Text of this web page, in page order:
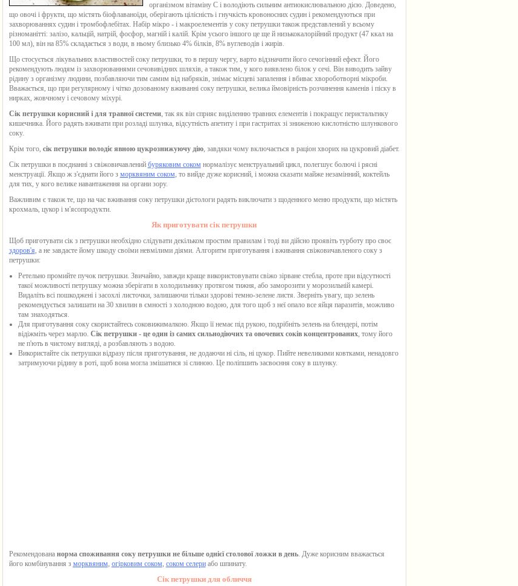
організмом вітаміну С і володіють сильним антиокислювальною дією. Доведено,
що овочі і фрукти, що містять біофлаваноїди, оберігають цілісність і гнучкість кровоносних судин і рекомендуються при
захворюваннях судин і тромбофлебітах. Набір мікро - і макроелементів у соку петрушкитакож представлений у всьому
різноманітті: залізо, кальцій, натрій, фосфор, магній і калій. Крім усього іншого це ще й низькокалорійний продукт (47 ккал на
100 мл), він на 85% складається з води, в ньому близько 4% білків, 8% вуглеводів і жирів.
Що стосується лікувальних властивостей соку петрушки, то в першу чергу, варто відзначити його сечогінний ефект. Його
рекомендують людям із захворюваннями сечовивідних шляхів, а також тим, у кого виявлено білок у сечі. Він виводить зайву
рідину з організму людини, позбавляючи тим самим від набряків, знімає місцеві запалення і вбиває хвороботворні мікроби.
Вважається, що при регулярному і чітко дозованому вживанні соку петрушки, велика ймовірність розчинення каменів і піску в
нирках, жовчному і сечовому міхурі.
Сік петрушки корисний і для травної системи, так як він сприяє виділенню травних елементів і покращує перистальтику
кишечника. Його радять вживати при розладі шлунка, відсутність апетиту і при гастритах зі зниженою кислотністю шлункового
соку.
Крім того, сік петрушки володіє явною цукрознижуючу дію, завдяки чому включається в раціон хворих на цукровий діабет.
Сік петрушкив поєднанні з свіжовичавлений буряковим соком нормалізує менструальний цикл, полегшує болючі і рясні
менструації. Якщо ж з'єднати його з морквяним соком, то вийде дуже корисний, і можна сказати майже незамінний, коктейль
для тих, у кого велике навантаження на органи зору.
Важливим є також те, що на час вживання соку петрушкидієтологи радять виключати з щоденного меню продукти, що містять
крохмаль, цукор і м'ясопродукти.
Як приготувати сік петрушки
Щоб приготувати сік з петрушкинеобхідно слідувати декільком простим правилам і тоді ви дійсно проявіть турботу про своє
здоров'я, а не завдасте йому шкоду своїми невмілими діями. Алгоритм приготування і вживання свіжовичавленого соку з
петрушки:
Ретельно промийте пучок петрушки. Звичайно, завжди краще використовувати свіжо зірване стебла, проте при відсутності
такої можливості петрушку можна зберігати в холодильнику протягом тижня, або заморозити у морозильній камері.
Видаліть всі пошкоджені і засохлі листочки, залишаючи тільки здорові темно-зелене листя. Зверніть увагу, що зелень
рекомендується залишати на 30 хвилин в ємності з холодною водою, для того щоб з неї опало все яйця паразитів, можливо
там знаходяться.
Для приготування соку скористайтесь соковижималкою. Якщо її немає під рукою, подрібніть зелень на блендері, потім
відіжміть через марлю. Сік петрушки - це один із самих сильнодіючих та овочевих соків концентрованих, тому його
не п'ють в чистому вигляді, а розбавляють з водою.
Використайте сік петрушкивідразу після приготування, не додаючи ні сіль, ні цукор. Пийте невеликими ковтками, ненадовго
затримуючи рідину в роті, щоб вона могла змішатися зі слиною. Це поліпшить засвоєння соку в шлунку.
Рекомендована норма споживання соку петрушки не більше однієї столової ложки в день. Дуже корисним вважається
його комбінування з морквяним, огірковим соком, соком селериабо шпинату.
Сік петрушки для обличчя